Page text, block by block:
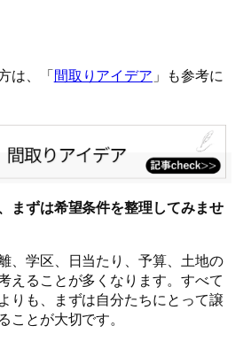
は、「間取りアイデア 」も参考に
まずは希望条件を整理してみませ
、学区、日当たり、予算、土地の
えることが多くなります。すべて
りも、まずは自分たちにとって譲
ことが大切です。